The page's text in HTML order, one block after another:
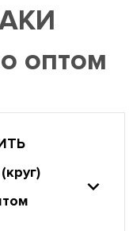
оптом